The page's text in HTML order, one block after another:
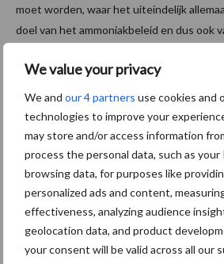
We value your privacy
We and our 4 partners use cookies and
technologies to improve your
may store and/or access information
process the personal data, such as your
browsing data, for purposes like
personalized ads and content,
effectiveness, analyzing audience
geolocation data, and product
your consent will be valid across all our
moet worden, waar het uiteindelijk
doel van het ammoniakbeleid en dus ook
blijkt dat er minder ammoniak neerslaat,
zal een positief effect moeten hebben op
Donderdag14 februari om 10.00 uur is
dit onderwerp bij de Raad van State in Den
Bron:Nederlandse Melkveehouders
Aanbevolen voor jou!